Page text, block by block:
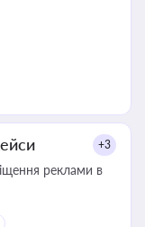
+3
реклами в